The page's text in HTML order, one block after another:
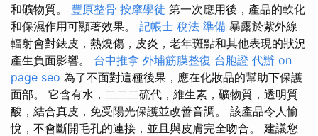
和礦物質。 豐原整骨 按摩學徒 第一次應用後，產品的軟化
和保濕作用可顯著效果。 記帳士 稅法 準備 暴露於紫外線
輻射會對錶皮，熱燒傷，皮炎，老年斑點和其他表現的狀況
產生負面影響。 台中推拿 外埔筋膜整復 台胞證 代辦 on
page seo 為了不面對這種後果，應在化妝品的幫助下保護
面部。 它含有水，二二二硫代，維生素，礦物質，透明質
酸，結合真皮，免受陽光保護並改善音調。 該產品令人愉
悅，不會斷開毛孔的連接，並且與皮膚完全吻合。 建議您